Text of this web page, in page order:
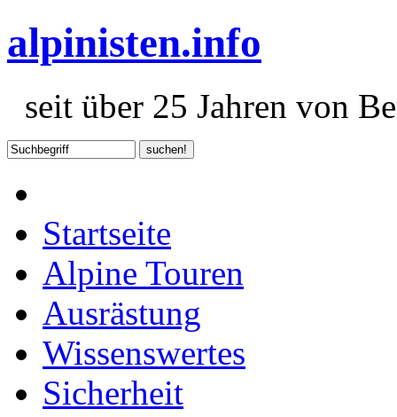
alpinisten.info
seit über 25 Jahren von
Startseite
Alpine Touren
Ausrästung
Wissenswertes
Sicherheit